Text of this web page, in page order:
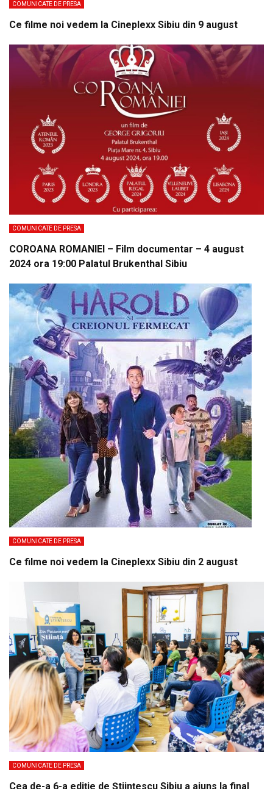
COMUNICATE DE PRESA
Ce filme noi vedem la Cineplexx Sibiu din 9 august
COMUNICATE DE PRESA
COROANA ROMANIEI – Film documentar – 4 august
2024 ora 19:00 Palatul Brukenthal Sibiu
COMUNICATE DE PRESA
Ce filme noi vedem la Cineplexx Sibiu din 2 august
COMUNICATE DE PRESA
Cea de-a 6-a ediție de Științescu Sibiu a ajuns la final